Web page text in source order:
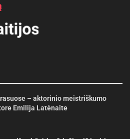
– aktorinio meistriškumo
Emilija Latėnaite